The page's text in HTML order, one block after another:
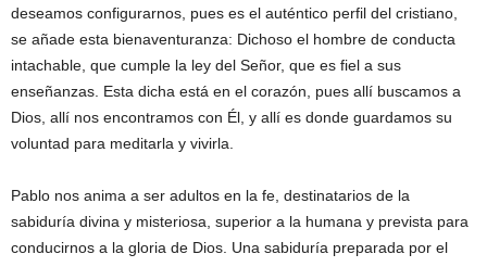
deseamos configurarnos, pues es el auténtico perfil del cristiano,
se añade esta bienaventuranza: Dichoso el hombre de conducta
intachable, que cumple la ley del Señor, que es fiel a sus
enseñanzas. Esta dicha está en el corazón, pues allí buscamos a
Dios, allí nos encontramos con Él, y allí es donde guardamos su
voluntad para meditarla y vivirla.
Pablo nos anima a ser adultos en la fe, destinatarios de la
sabiduría divina y misteriosa, superior a la humana y prevista para
conducirnos a la gloria de Dios. Una sabiduría preparada por el